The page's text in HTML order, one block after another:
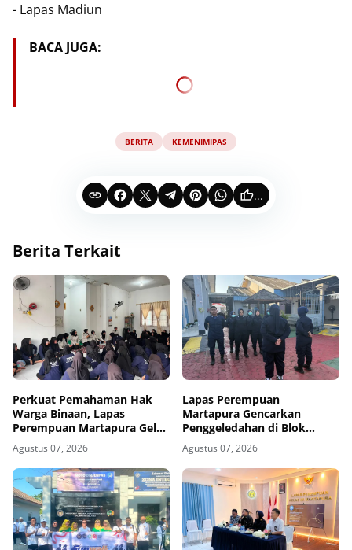
- Lapas Madiun
BACA JUGA:
BERITA KEMENIMIPAS
...
Berita Terkait
Perkuat Pemahaman Hak
Warga Binaan, Lapas
Perempuan Martapura Gelar
Sosialisasi Remisi dan
Integrasi
Agustus 07, 2026
Lapas Perempuan
Martapura Gencarkan
Penggeledahan di Blok
Maximum Security Selama
Dua Hari Berturut-turut
Agustus 07, 2026